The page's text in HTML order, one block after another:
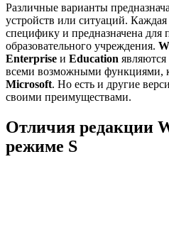
Различные варианты
устройств или ситуаций.
специфику и предназначена для
образовательного учреждения.
Enterprise и Education
всеми возможными функциями,
Microsoft. Но есть и другие
своими преимуществами.
Отличия редакции
режиме S